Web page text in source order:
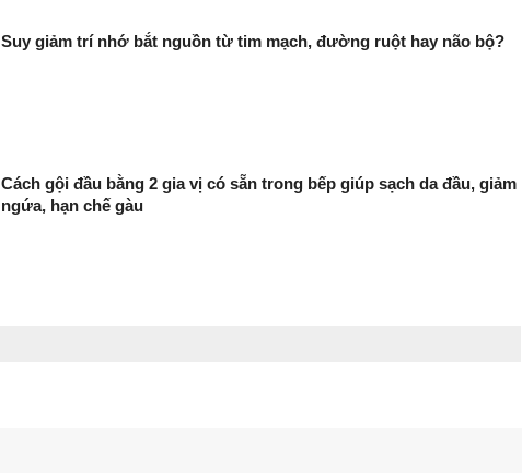
Suy giảm trí nhớ bắt nguồn từ tim mạch, đường ruột hay não bộ?
Cách gội đầu bằng 2 gia vị có sẵn trong bếp giúp sạch da đầu, giảm
ngứa, hạn chế gàu